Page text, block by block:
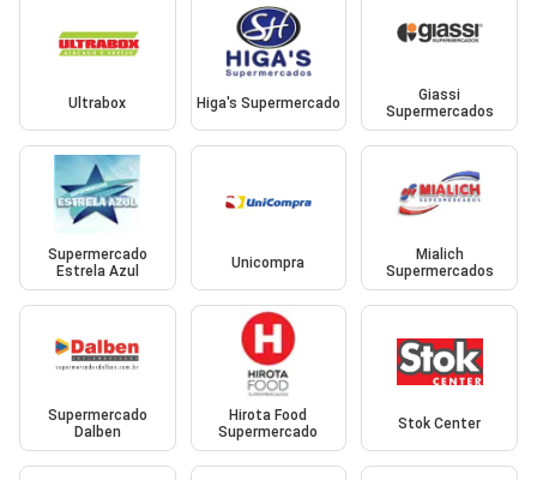
Ultrabox Higa's Supermercado
Giassi
Supermercados
Supermercado
Estrela Azul
Unicompra
Mialich
Supermercados
Supermercado
Dalben
Hirota Food
Supermercado
Stok Center